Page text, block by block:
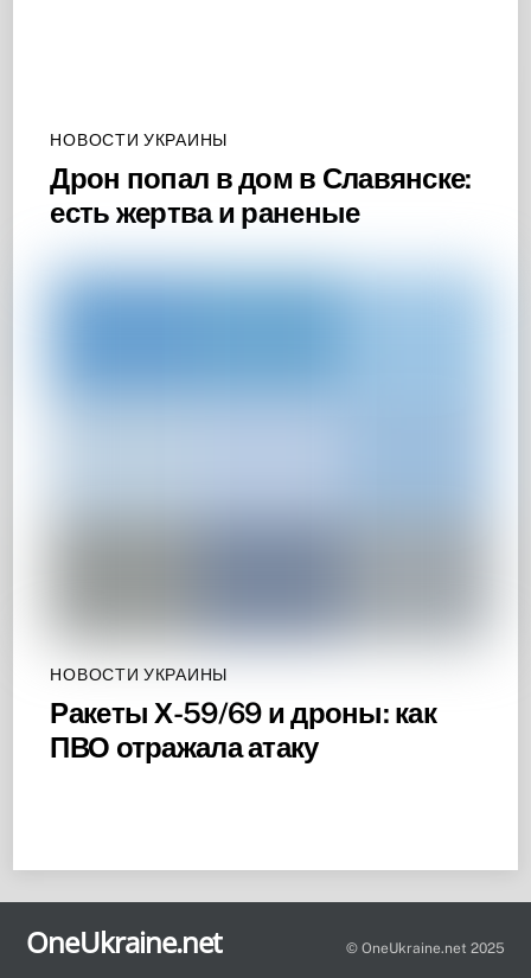
НОВОСТИ УКРАИНЫ
Дрон попал в дом в Славянске:
есть жертва и раненые
НОВОСТИ УКРАИНЫ
Ракеты Х-59/69 и дроны: как
ПВО отражала атаку
Top
OneUkraine.net © OneUkraine.net 2025